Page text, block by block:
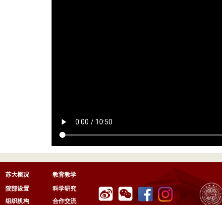
苏大概况
教育教学
院部设置
科学研究
组织机构
合作交流